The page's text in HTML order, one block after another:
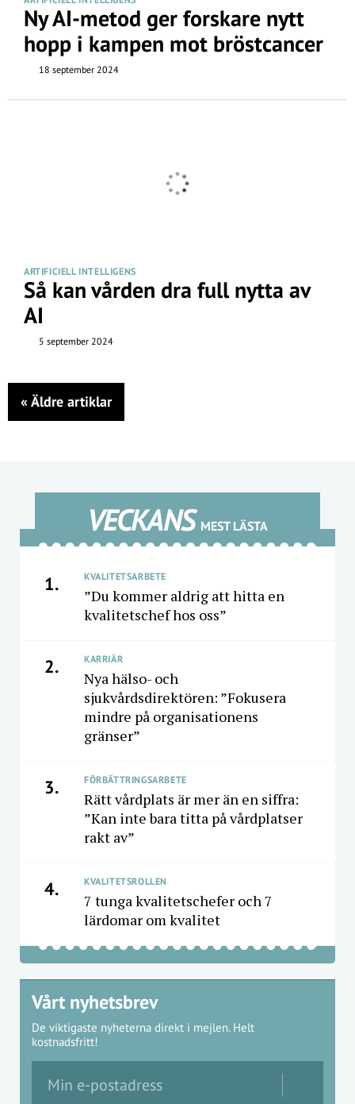
Ny AI-metod ger forskare nytt
hopp i kampen mot bröstcancer
18 september 2024
ARTIFICIELL INTELLIGENS
Så kan vården dra full nytta av
AI
5 september 2024
« Äldre artiklar
VECKANS MEST LÄSTA
1. KVALITETSARBETE
”Du kommer aldrig att hitta en
kvalitetschef hos oss”
2. KARRIÄR
Nya hälso- och
sjukvårdsdirektören: ”Fokusera
mindre på organisationens
gränser”
3. FÖRBÄTTRINGSARBETE
Rätt vårdplats är mer än en siffra:
”Kan inte bara titta på vårdplatser
rakt av”
4. KVALITETSROLLEN
7 tunga kvalitetschefer och 7
lärdomar om kvalitet
Vårt nyhetsbrev
De viktigaste nyheterna direkt i mejlen. Helt
kostnadsfritt!